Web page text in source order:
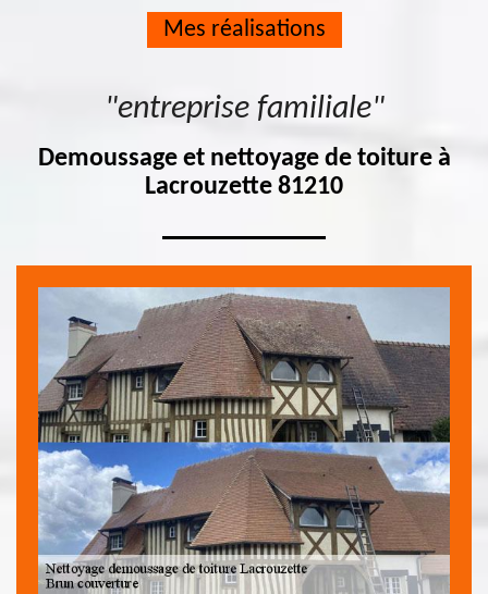
Mes réalisations
"entreprise familiale"
Demoussage et nettoyage de toiture à
Lacrouzette 81210